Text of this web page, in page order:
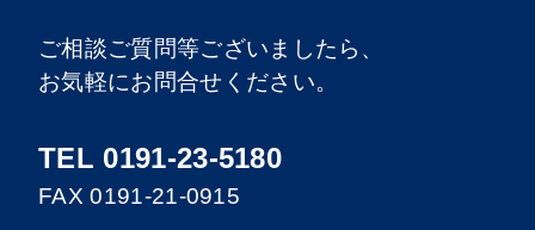
ご相談ご質問等ございましたら、
お気軽にお問合せください。
TEL 0191-23-5180
FAX 0191-21-0915